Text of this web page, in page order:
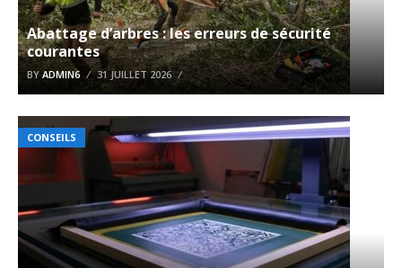
Abattage d’arbres : les erreurs de sécurité
courantes
BYADMIN6 31 JUILLET 2026
CONSEILS